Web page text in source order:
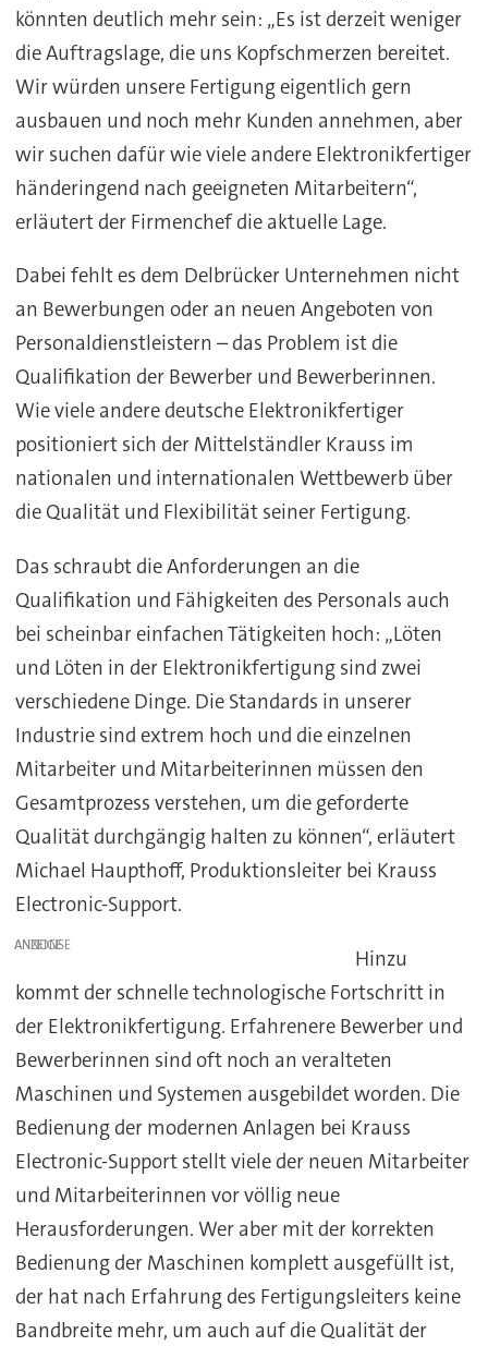
könnten deutlich mehr sein: „Es ist derzeit weniger
die Auftragslage, die uns Kopfschmerzen bereitet.
Wir würden unsere Fertigung eigentlich gern
ausbauen und noch mehr Kunden annehmen, aber
wir suchen dafür wie viele andere Elektronikfertiger
händeringend nach geeigneten Mitarbeitern“,
erläutert der Firmenchef die aktuelle Lage.
Dabei fehlt es dem Delbrücker Unternehmen nicht
an Bewerbungen oder an neuen Angeboten von
Personaldienstleistern – das Problem ist die
Qualifikation der Bewerber und Bewerberinnen.
Wie viele andere deutsche Elektronikfertiger
positioniert sich der Mittelständler Krauss im
nationalen und internationalen Wettbewerb über
die Qualität und Flexibilität seiner Fertigung.
Das schraubt die Anforderungen an die
Qualifikation und Fähigkeiten des Personals auch
bei scheinbar einfachen Tätigkeiten hoch: „Löten
und Löten in der Elektronikfertigung sind zwei
verschiedene Dinge. Die Standards in unserer
Industrie sind extrem hoch und die einzelnen
Mitarbeiter und Mitarbeiterinnen müssen den
Gesamtprozess verstehen, um die geforderte
Qualität durchgängig halten zu können“, erläutert
Michael Haupthoff, Produktionsleiter bei Krauss
Electronic-Support.
ANZEIGE
Hinzu
kommt der schnelle technologische Fortschritt in
der Elektronikfertigung. Erfahrenere Bewerber und
Bewerberinnen sind oft noch an veralteten
Maschinen und Systemen ausgebildet worden. Die
Bedienung der modernen Anlagen bei Krauss
Electronic-Support stellt viele der neuen Mitarbeiter
und Mitarbeiterinnen vor völlig neue
Herausforderungen. Wer aber mit der korrekten
Bedienung der Maschinen komplett ausgefüllt ist,
der hat nach Erfahrung des Fertigungsleiters keine
Bandbreite mehr, um auch auf die Qualität der